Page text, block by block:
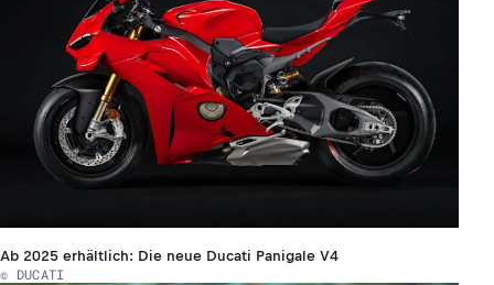
Ab 2025 erhältlich: Die neue Ducati Panigale V4
© DUCATI